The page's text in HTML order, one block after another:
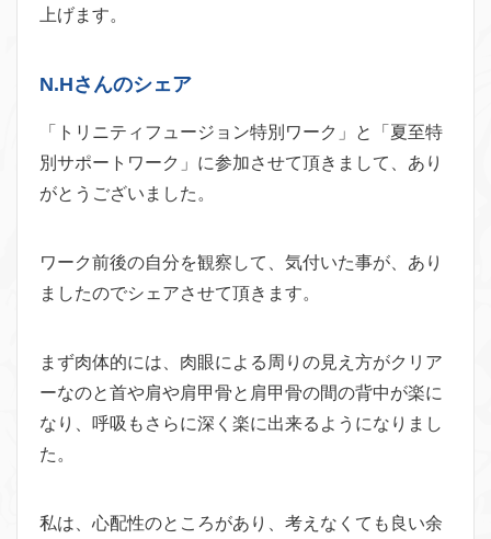
上げます。
N.Hさんのシェア
「トリニティフュージョン特別ワーク」と「夏至特
別サポートワーク」に参加させて頂きまして、あり
がとうございました。
ワーク前後の自分を観察して、気付いた事が、あり
ましたのでシェアさせて頂きます。
まず肉体的には、肉眼による周りの見え方がクリア
ーなのと首や肩や肩甲骨と肩甲骨の間の背中が楽に
なり、呼吸もさらに深く楽に出来るようになりまし
た。
私は、心配性のところがあり、考えなくても良い余